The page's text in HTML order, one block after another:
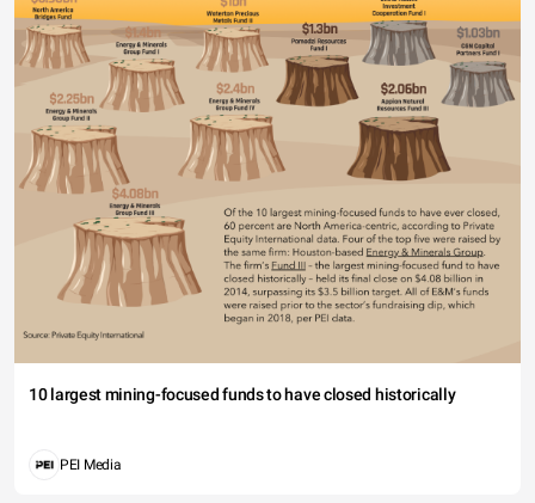
10 largest mining-focused funds to have closed historically
PEI Media